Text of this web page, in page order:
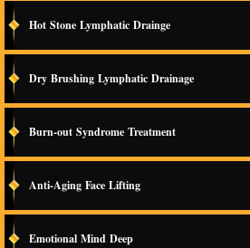
Hot Stone Lymphatic Drainge
Dry Brushing Lymphatic Drainage
Burn-out Syndrome Treatment
Anti-Aging Face Lifting
Emotional Mind Deep